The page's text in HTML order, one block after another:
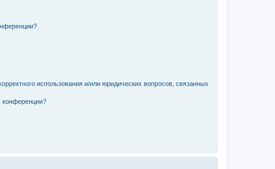
использования и/или юридических вопросов, связанных
конференции?